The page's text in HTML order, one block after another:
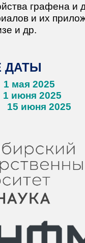
графена и
и их
и др.
ДАТЫ
1 мая 2025
1 июня 2025
15 июня 2025